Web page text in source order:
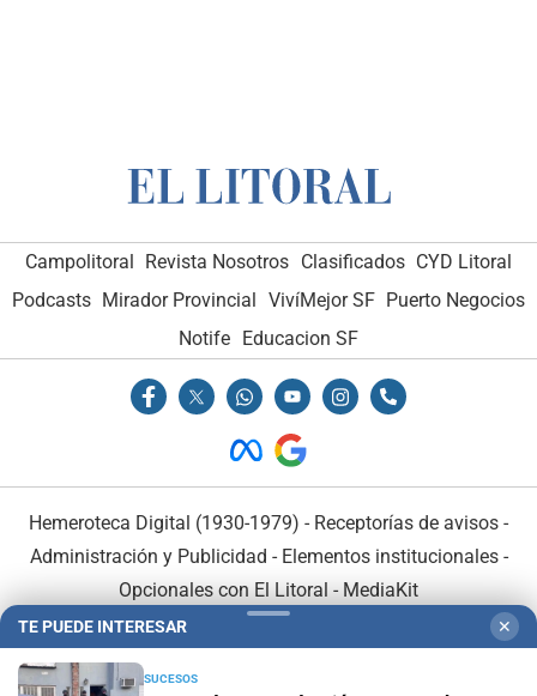
Campolitoral Revista Nosotros Clasificados CYD Litoral
Podcasts Mirador Provincial VivíMejor SF Puerto Negocios
Notife Educacion SF
Hemeroteca Digital (1930-1979) - Receptorías de avisos -
Administración y Publicidad - Elementos institucionales-
Opcionales con El Litoral - MediaKit
TE PUEDE INTERESAR ✕
SUCESOS